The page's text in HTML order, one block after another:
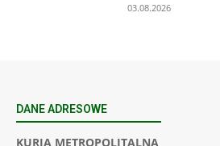
03.08.2026
DANE ADRESOWE
KURIA METROPOLITALNA